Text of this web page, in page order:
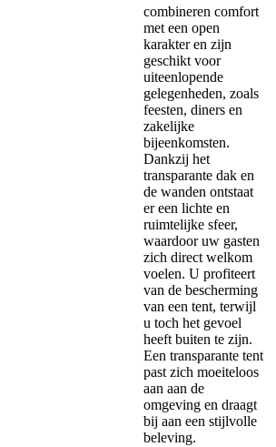
combineren comfort
met een open
karakter en zijn
geschikt voor
uiteenlopende
gelegenheden, zoals
feesten, diners en
zakelijke
bijeenkomsten.
Dankzij het
transparante dak en
de wanden ontstaat
er een lichte en
ruimtelijke sfeer,
waardoor uw gasten
zich direct welkom
voelen. U profiteert
van de bescherming
van een tent, terwijl
u toch het gevoel
heeft buiten te zijn.
Een transparante tent
past zich moeiteloos
aan aan de
omgeving en draagt
bij aan een stijlvolle
beleving.